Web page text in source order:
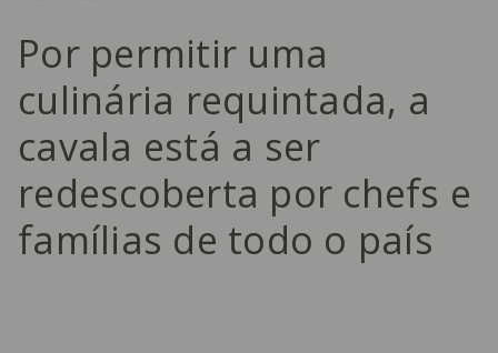
Por permitir uma
culinária requintada, a
cavala está a ser
redescoberta por chefs e
famílias de todo o país